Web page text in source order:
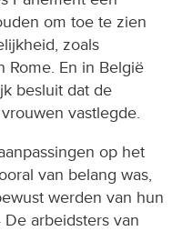
om toe te zien
zoals
Rome. En in België
besluit dat de
vastlegde.
op het
van belang was,
werden van hun
De arbeidsters van